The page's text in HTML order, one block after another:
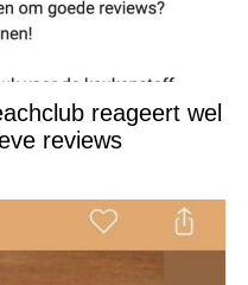
reageert wel
reviews